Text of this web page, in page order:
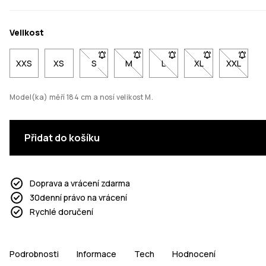
Velikost
XXS XS S- Velikost S není dostupná. Klikni pro
M- Velikost M není dostupná. Klikni
L- Velikost L není
XL- Velikost XL
XXL
-
Model(ka) měří 184 cm a nosí velikost M.
Přidat do košíku
Doprava a vrácení zdarma
30denní právo na vrácení
Rychlé doručení
Podrobnosti Informace Tech Hodnocení